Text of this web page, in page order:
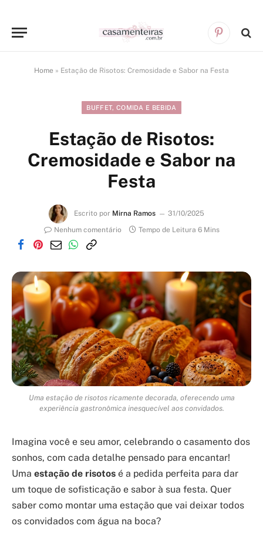
Pinterest
Home » Estação de Risotos: Cremosidade e Sabor na Festa
BUFFET, COMIDA E BEBIDA
Estação de Risotos:
Cremosidade e Sabor na
Festa
Escrito por Mirna Ramos
31/10/2025
Nenhum comentário
Tempo de Leitura 6 Mins
Uma estação de risotos ricamente decorada, oferecendo uma
experiência gastronômica inesquecível aos convidados.
Imagina você e seu amor, celebrando o casamento dos
sonhos, com cada detalhe pensado para encantar!
Uma estação de risotos é a pedida perfeita para dar
um toque de sofisticação e sabor à sua festa. Quer
saber como montar uma estação que vai deixar todos
os convidados com água na boca?